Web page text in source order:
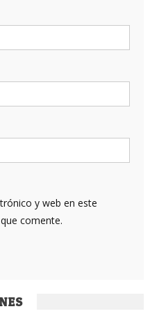
y web en este
comente.